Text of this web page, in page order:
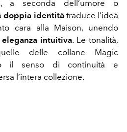
, a seconda dell’umore o
doppia identitàtraduce l’idea
cara alla Maison, unendo
eleganza intuitiva. Le tonalità,
delle collane Magic
il senso di continuità e
l’intera collezione.